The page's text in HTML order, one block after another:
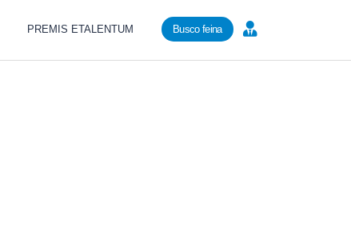
PREMIS ETALENTUM Busco feina